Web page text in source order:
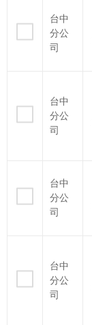
台中
分公
司
台中
分公
司
台中
分公
司
台中
分公
司